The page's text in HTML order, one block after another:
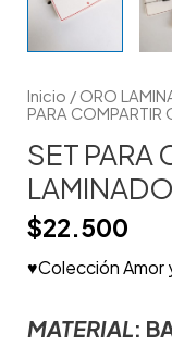
Inicio / ORO
PARA COMPARTIR
SET PARA
LAMINADO
$22.500
♥Colección Amor
MATERIAL: